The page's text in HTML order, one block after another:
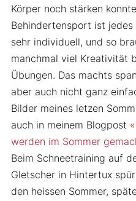
Körper noch stärken
Behindertensport ist jedes
sehr individuell, und so
manchmal viel Kreativität
Übungen. Das machts
aber auch nicht ganz
Bilder meines letzen
auch in meinem Blogpost
werden im Sommer
Beim Schneetraining auf
Gletscher in Hintertux
den heissen Sommer,